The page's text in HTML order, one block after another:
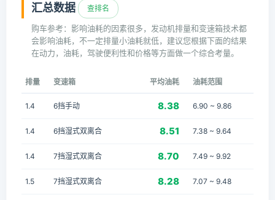
汇总数据 查排名
购车参考：影响油耗的因素很多，发动机排量和变速箱技术都
会影响油耗，不一定排量小油耗就低，建议您根据下面的结果
在动力，油耗，驾驶便利性和价格等方面做一个综合考量。
排量 变速箱 平均油耗 油耗范围
1.4 6挡手动 8.38 6.90 ~ 9.86
1.4 6挡湿式双离合 8.51 7.38 ~ 9.64
1.4 7挡湿式双离合 8.70 7.49 ~ 9.92
1.5 7挡湿式双离合 8.28 7.07 ~ 9.48